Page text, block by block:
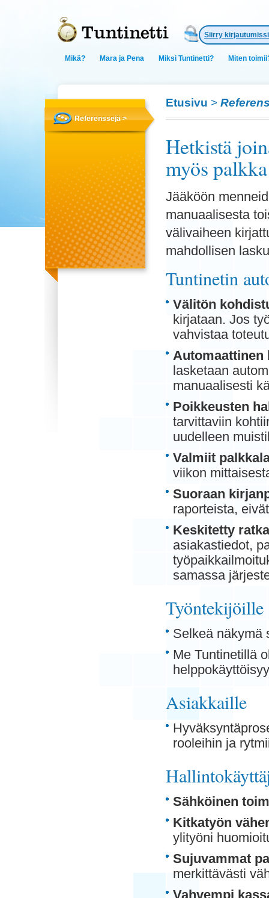
Siirry
Mikä? Mara ja Pena Miksi Tuntinetti? Miten
Referenssejä >
Etusivu >
Hetkistä
myös
Jääköön
manuaalisesta
välivaiheen
mahdollisen
Tuntinetin
Välitön
kirjataan. Jos
vahvistaa
Automaattinen
lasketaan
manuaalisesti
Poikkeusten
tarvittaviin
uudelleen
Valmiit
viikon
Suoraan
raporteista,
Keskitetty
asiakastiedot,
samassa
Työntekijöille
Selkeä näkymä
Me Tuntinetillä
Asiakkaille
rooleihin ja
Sähköinen
Kitkatyön
ylityöni
Sujuvammat
merkittävästi
Vahvempi